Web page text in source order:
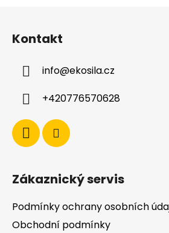
Kontakt
info@ekosila.cz
+420776570628
Zákaznický servis
Podmínky ochrany osobních
Obchodní podmínky